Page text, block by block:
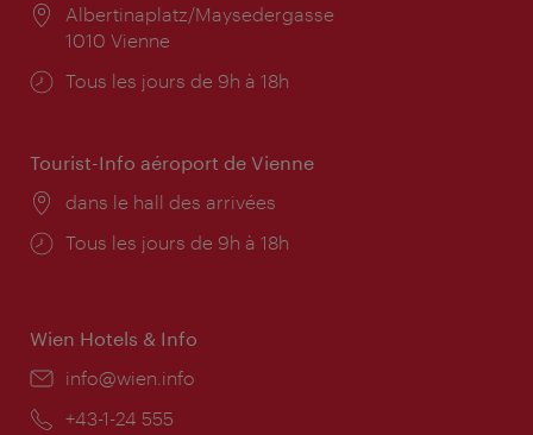
Lieu:
Albertinaplatz/Maysedergasse
1010 Vienne
Horaires
Tous les jours de 9h à 18h
Tourist-Info aéroport de Vienne
Lieu:
dans le hall des arrivées
Horaires
Tous les jours de 9h à 18h
Wien Hotels & Info
E-
info@wien.info
Téléphone:
+43-1-24 555